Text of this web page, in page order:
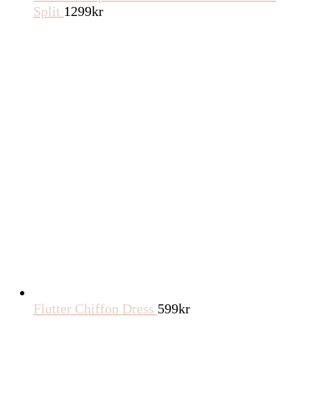
Split 1299kr
Flutter Chiffon Dress 599kr